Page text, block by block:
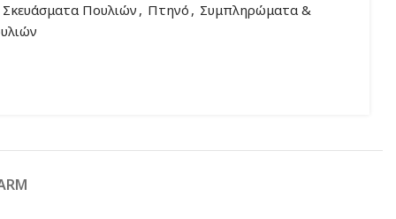
Πουλιών , Πτηνό , Συμπληρώματα &